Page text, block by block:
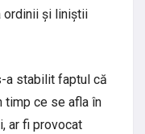
ordinii și liniștii
a stabilit faptul că
timp ce se afla în
ar fi provocat